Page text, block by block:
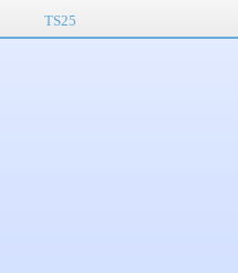
TS25